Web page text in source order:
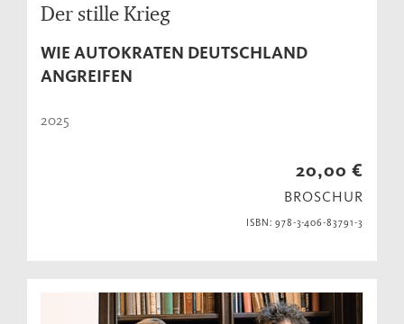
Der stille Krieg
WIE AUTOKRATEN DEUTSCHLAND
ANGREIFEN
2025
20,00 €
BROSCHUR
ISBN: 978-3-406-83791-3